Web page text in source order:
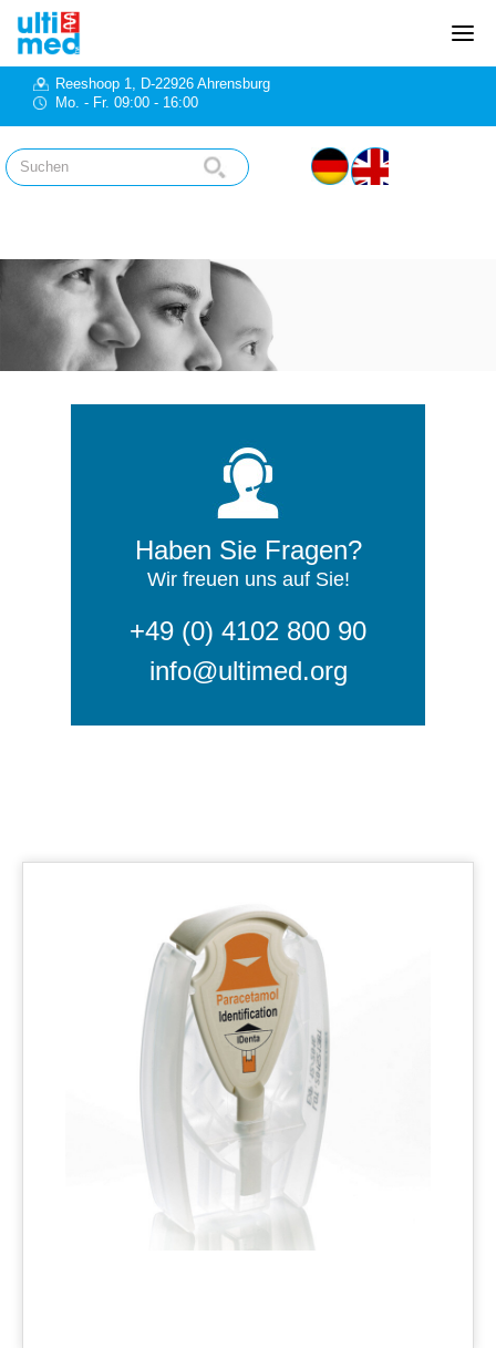
Reeshoop 1, D-22926 Ahrensburg
Mo. - Fr. 09:00 - 16:00
Haben Sie Fragen?
Wir freuen uns auf Sie!
+49 (0) 4102 800 90
info@ultimed.org